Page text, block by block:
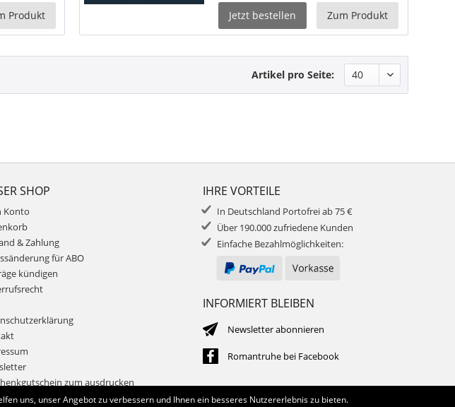
Produkt
Jetzt bestellen
Zum Produkt
Artikel pro Seite:
SHOP
Konto
& Zahlung
für ABO
kündigen
zum ausdrucken
IHRE VORTEILE
In Deutschland Portofrei ab 75 €
Über 190.000 zufriedene Kunden
Einfache Bezahlmöglichkeiten:
INFORMIERT BLEIBEN
Newsletter abonnieren
Romantruhe bei Facebook
uns, unser Angebot zu verbessern und Ihnen ein besseres Nutzererlebnis zu bieten.